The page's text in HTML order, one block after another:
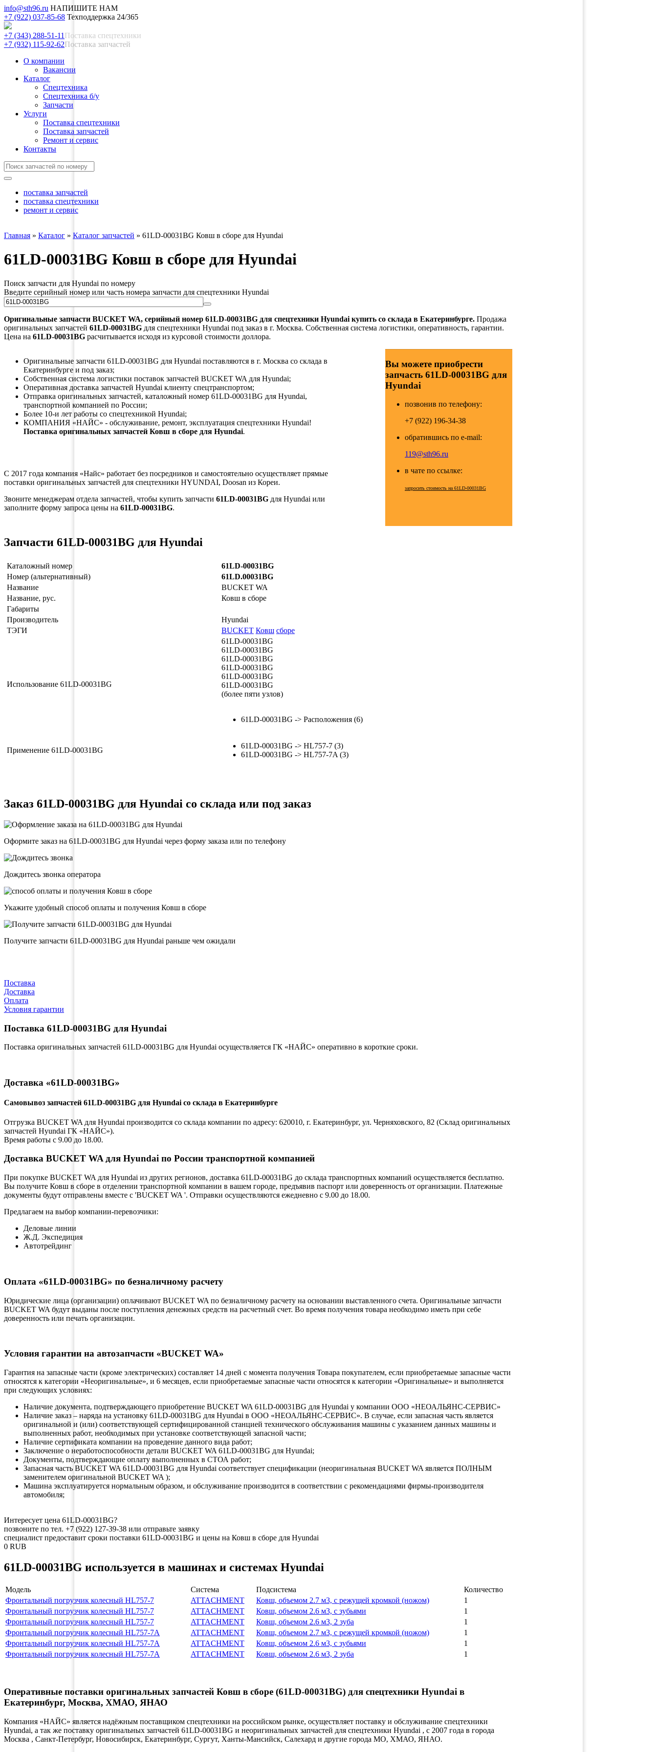
info@sth96.ru НАПИШИТЕ НАМ
+7 (922) 037-85-68 Техподдержка 24/365
+7 (343) 288-51-11 Поставка спецтехники
+7 (932) 115-92-62Поставка запчастей
О компании
Вакансии
Каталог
Спецтехника
Спецтехника б/у
Запчасти
Услуги
Поставка спецтехники
Поставка запчастей
Ремонт и сервис
Контакты
поставка запчастей
поставка спецтехники
ремонт и сервис
Главная » Каталог » Каталог запчастей » 61LD-00031BG Ковш в сборе для Hyundai
61LD-00031BG Ковш в сборе для Hyundai
Поиск запчасти для Hyundai по номеру
Введите серийный номер или часть номера запчасти для спецтехники Hyundai
Оригинальные запчасти BUCKET WA, серийный номер 61LD-00031BG для спецтехники Hyundai купить со склада в Екатеринбурге. Продажа
оригинальных запчастей 61LD-00031BG для спецтехники Hyundai под заказ в г. Москва. Собственная система логистики, оперативность, гарантии.
Цена на 61LD-00031BG расчитывается исходя из курсовой стоимости доллора.
Оригинальные запчасти 61LD-00031BG для Hyundai поставляются в г. Москва со склада в
Екатеринбурге и под заказ;
Собственная система логистики поставок запчастей BUCKET WA для Hyundai;
Оперативная доставка запчастей Hyundai клиенту спецтранспортом;
Отправка оригинальных запчастей, каталожный номер 61LD-00031BG для Hyundai,
транспортной компанией по России;
Более 10-и лет работы со спецтехникой Hyundai;
КОМПАНИЯ «НАЙС» - обслуживание, ремонт, эксплуатация спецтехники Hyundai!
Поставка оригинальных запчастей Ковш в сборе для Hyundai.
С 2017 года компания «Найс» работает без посредников и самостоятельно осуществляет прямые
поставки оригинальных запчастей для спецтехники HYUNDAI, Doosan из Кореи.
Звоните менеджерам отдела запчастей, чтобы купить запчасти 61LD-00031BG для Hyundai или
заполните форму запроса цены на 61LD-00031BG.
Вы можете приобрести
запчасть 61LD-00031BG для
Hyundai
позвонив по телефону:
+7 (922) 196-34-38
обратившись по e-mail:
119@sth96.ru
в чате по ссылке:
запросить стоимость на 61LD-00031BG
Запчасти 61LD-00031BG для Hyundai
Каталожный номер
61LD-00031BG
Номер (альтернативный)
61LD.00031BG
Название
BUCKET WA
Название, рус.
Ковш в сборе
Габариты
Производитель
Hyundai
ТЭГИ
BUCKET Ковш сборе
Использование 61LD-00031BG
61LD-00031BG
61LD-00031BG
61LD-00031BG
61LD-00031BG
61LD-00031BG
61LD-00031BG
(более пяти узлов)
61LD-00031BG -> Расположения (6)
Применение 61LD-00031BG
61LD-00031BG -> HL757-7 (3)
61LD-00031BG -> HL757-7A (3)
Заказ 61LD-00031BG для Hyundai со склада или под заказ
Оформите заказ на 61LD-00031BG для Hyundai через форму заказа или по телефону
Дождитесь звонка оператора
Укажите удобный способ оплаты и получения Ковш в сборе
Получите запчасти 61LD-00031BG для Hyundai раньше чем ожидали
Поставка
Доставка
Оплата
Условия гарантии
Поставка 61LD-00031BG для Hyundai
Поставка оригинальных запчастей 61LD-00031BG для Hyundai осуществляется ГК «НАЙС» оперативно в короткие сроки.
Доставка «61LD-00031BG»
Самовывоз запчастей 61LD-00031BG для Hyundai со склада в Екатеринбурге
Отгрузка BUCKET WA для Hyundai производится со склада компании по адресу: 620010, г. Екатеринбург, ул. Черняховского, 82 (Склад оригинальных
запчастей Hyundai ГК «НАЙС»).
Время работы с 9.00 до 18.00.
Доставка BUCKET WA для Hyundai по России транспортной компанией
При покупке BUCKET WA для Hyundai из других регионов, доставка 61LD-00031BG до склада транспортных компаний осуществляется бесплатно.
Вы получите Ковш в сборе в отделении транспортной компании в вашем городе, предъявив паспорт или доверенность от организации. Платежные
документы будут отправлены вместе с 'BUCKET WA '. Отправки осуществляются ежедневно с 9.00 до 18.00.
Предлагаем на выбор компании-перевозчики:
Деловые линии
Ж.Д. Экспедиция
Автотрейдинг
Оплата «61LD-00031BG» по безналичному расчету
Юридические лица (организации) оплачивают BUCKET WA по безналичному расчету на основании выставленного счета. Оригинальные запчасти
BUCKET WA будут выданы после поступления денежных средств на расчетный счет. Во время получения товара необходимо иметь при себе
доверенность или печать организации.
Условия гарантии на автозапчасти «BUCKET WA»
Гарантия на запасные части (кроме электрических) составляет 14 дней с момента получения Товара покупателем, если приобретаемые запасные части
относятся к категории «Неоригинальные», и 6 месяцев, если приобретаемые запасные части относятся к категории «Оригинальные» и выполняется
при следующих условиях:
Наличие документа, подтверждающего приобретение BUCKET WA 61LD-00031BG для Hyundai у компании ООО «НЕОАЛЬЯНС-СЕРВИС»
Наличие заказ – наряда на установку 61LD-00031BG для Hyundai в ООО «НЕОАЛЬЯНС-СЕРВИС». В случае, если запасная часть является
оригинальной и (или) соответствующей сертифицированной станцией технического обслуживания машины с указанием данных машины и
выполненных работ, необходимых при установке соответствующей запасной части;
Наличие сертификата компании на проведение данного вида работ;
Заключение о неработоспособности детали BUCKET WA 61LD-00031BG для Hyundai;
Документы, подтверждающие оплату выполненных в СТОА работ;
Запасная часть BUCKET WA 61LD-00031BG для Hyundai соответствует спецификации (неоригинальная BUCKET WA является ПОЛНЫМ
заменителем оригинальной BUCKET WA );
Машина эксплуатируется нормальным образом, и обслуживание производится в соответствии с рекомендациями фирмы-производителя
автомобиля;
Интересует цена 61LD-00031BG?
позвоните по тел. +7 (922) 127-39-38 или отправьте заявку
специалист предоставит сроки поставки 61LD-00031BG и цены на Ковш в сборе для Hyundai
0 RUB
61LD-00031BG используется в машинах и системах Hyundai
Модель Система Подсистема
Количество
Фронтальный погрузчик колесный HL757-7
ATTACHMENT Ковш, объемом 2.7 м3, с режущей кромкой (ножом)
1
Фронтальный погрузчик колесный HL757-7
ATTACHMENT Ковш, объемом 2.6 м3, с зубьями
1
Фронтальный погрузчик колесный HL757-7
ATTACHMENT Ковш, объемом 2.6 м3, 2 зуба
1
Фронтальный погрузчик колесный HL757-7A
ATTACHMENT Ковш, объемом 2.7 м3, с режущей кромкой (ножом)
1
Фронтальный погрузчик колесный HL757-7A
ATTACHMENT Ковш, объемом 2.6 м3, с зубьями
1
Фронтальный погрузчик колесный HL757-7A
ATTACHMENT Ковш, объемом 2.6 м3, 2 зуба 1
Оперативные поставки оригинальных запчастей Ковш в сборе (61LD-00031BG) для спецтехники Hyundai в
Екатеринбург, Москва, ХМАО, ЯНАО
Компания «НАЙС» является надёжным поставщиком спецтехники на российском рынке, осуществляет поставку и обслуживание спецтехники
Hyundai, а так же поставку оригинальных запчастей 61LD-00031BG и неоригинальных запчастей для спецтехники Hyundai , с 2007 года в города
Москва , Санкт-Петербург, Новосибирск, Екатеринбург, Сургут, Ханты-Мансийск, Салехард и другие города МО, ХМАО, ЯНАО.